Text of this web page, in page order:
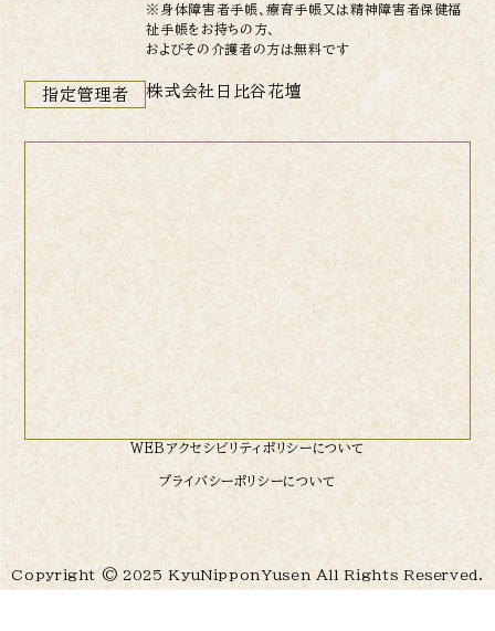
※身体障害者手帳、療育手帳又は精神障害者保健福
祉手帳をお持ちの方、
およびその介護者の方は無料です
指定管理者 株式会社日比谷花壇
WEBアクセシビリティポリシーについて
プライバシーポリシーについて
Copyright © 2025 KyuNipponYusen All Rights Reserved.